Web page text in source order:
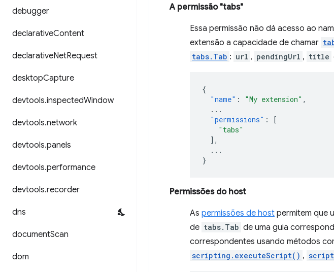
debugger
declarativeContent
declarativeNetRequest
desktopCapture
devtools.inspectedWindow
devtools.network
devtools.panels
devtools.performance
devtools.recorder
dns
documentScan
dom
A permissão "tabs"
Essa permissão não dá acesso ao
extensão a capacidade de chamar
tabs.Tab : url , pendingUrl , title
{
"name" : "My extension" ,
...
"permissions" :
[
"tabs"
],
...
}
Permissões do host
As permissões de host permitem que
de tabs.Tab de uma guia
correspondentes usando métodos
scripting.executeScript() ,